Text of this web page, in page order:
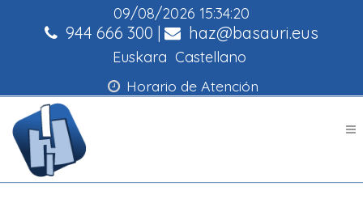
09/08/2026 15:34:20
944 666 300 | haz@basauri.eus
Euskara Castellano
Horario de Atención